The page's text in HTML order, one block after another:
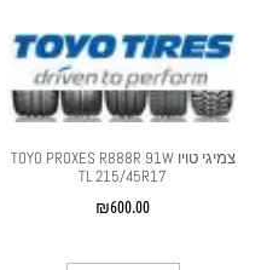
צמיגי טויו TOYO PROXES R888R 91W
TL 215/45R17
₪600.00